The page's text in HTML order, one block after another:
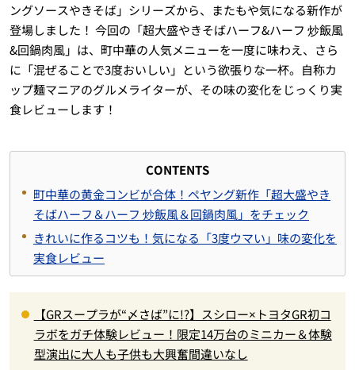
ングソースやきそば」シリーズから、またもや気になる新作が
登場しました！ 今回の「超大盛やきそばハーフ&ハーフ 炒飯風
&回鍋肉風」は、町中華の人気メニューを一度に味わえ、さら
に「混ぜることで3度おいしい」という欲張りな一杯。自称カ
ップ麺マニアのグルメライターが、その味の変化をじっくり実
食レビューします！
CONTENTS
町中華の黄金コンビが合体！ペヤング新作「超大盛やき
そばハーフ＆ハーフ 炒飯風＆回鍋肉風」をチェック
きれいに作るコツも！気になる「3度ウマい」味の変化を
実食レビュー
【GRスープラが“〆さば”に!?】スシロー×トヨタGR初コ
ラボをガチ体験レビュー！限定14万台のミニカー＆体験
型演出に大人も子供も大興奮間違いなし